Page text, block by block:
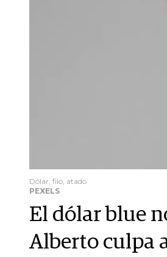
Dólar, filo, atado
PEXELS
El dólar blue
Alberto culpa